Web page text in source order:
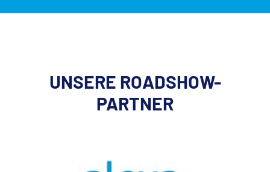
UNSERE ROADSHOW-
PARTNER